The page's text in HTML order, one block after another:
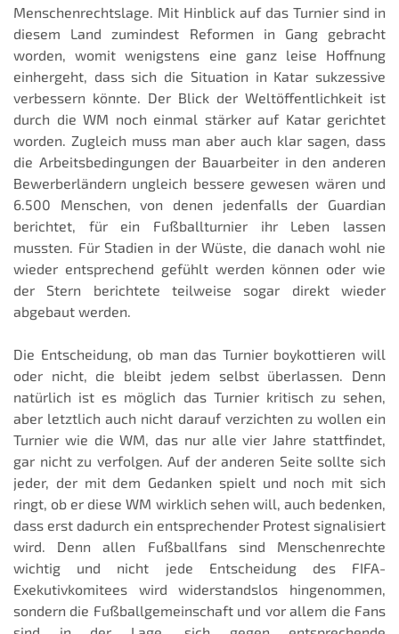
Menschenrechtslage. Mit Hinblick auf das Turnier sind in
diesem Land zumindest Reformen in Gang gebracht
worden, womit wenigstens eine ganz leise Hoffnung
einhergeht, dass sich die Situation in Katar sukzessive
verbessern könnte. Der Blick der Weltöffentlichkeit ist
durch die WM noch einmal stärker auf Katar gerichtet
worden. Zugleich muss man aber auch klar sagen, dass
die Arbeitsbedingungen der Bauarbeiter in den anderen
Bewerberländern ungleich bessere gewesen wären und
6.500 Menschen, von denen jedenfalls der Guardian
berichtet, für ein Fußballturnier ihr Leben lassen
mussten. Für Stadien in der Wüste, die danach wohl nie
wieder entsprechend gefühlt werden können oder wie
der Stern berichtete teilweise sogar direkt wieder
abgebaut werden.
Die Entscheidung, ob man das Turnier boykottieren will
oder nicht, die bleibt jedem selbst überlassen. Denn
natürlich ist es möglich das Turnier kritisch zu sehen,
aber letztlich auch nicht darauf verzichten zu wollen ein
Turnier wie die WM, das nur alle vier Jahre stattfindet,
gar nicht zu verfolgen. Auf der anderen Seite sollte sich
jeder, der mit dem Gedanken spielt und noch mit sich
ringt, ob er diese WM wirklich sehen will, auch bedenken,
dass erst dadurch ein entsprechender Protest signalisiert
wird. Denn allen Fußballfans sind Menschenrechte
wichtig und nicht jede Entscheidung des FIFA-
Exekutivkomitees wird widerstandslos hingenommen,
sondern die Fußballgemeinschaft und vor allem die Fans